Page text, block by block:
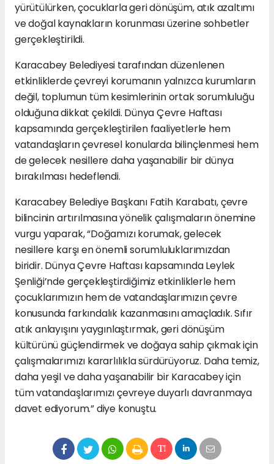
yürütülürken, çocuklarla geri dönüşüm, atık azaltımı
ve doğal kaynakların korunması üzerine sohbetler
gerçekleştirildi.
Karacabey Belediyesi tarafından düzenlenen
etkinliklerde çevreyi korumanın yalnızca kurumların
değil, toplumun tüm kesimlerinin ortak sorumluluğu
olduğuna dikkat çekildi. Dünya Çevre Haftası
kapsamında gerçekleştirilen faaliyetlerle hem
vatandaşların çevresel konularda bilinçlenmesi hem
de gelecek nesillere daha yaşanabilir bir dünya
bırakılması hedeflendi.
Karacabey Belediye Başkanı Fatih Karabatı, çevre
bilincinin artırılmasına yönelik çalışmaların önemine
vurgu yaparak, “Doğamızı korumak, gelecek
nesillere karşı en önemli sorumluluklarımızdan
biridir. Dünya Çevre Haftası kapsamında Leylek
Şenliği’nde gerçekleştirdiğimiz etkinliklerle hem
çocuklarımızın hem de vatandaşlarımızın çevre
konusunda farkındalık kazanmasını amaçladık. Sıfır
atık anlayışını yaygınlaştırmak, geri dönüşüm
kültürünü güçlendirmek ve doğaya sahip çıkmak için
çalışmalarımızı kararlılıkla sürdürüyoruz. Daha temiz,
daha yeşil ve daha yaşanabilir bir Karacabey için
tüm vatandaşlarımızı çevreye duyarlı davranmaya
davet ediyorum.” diye konuştu.